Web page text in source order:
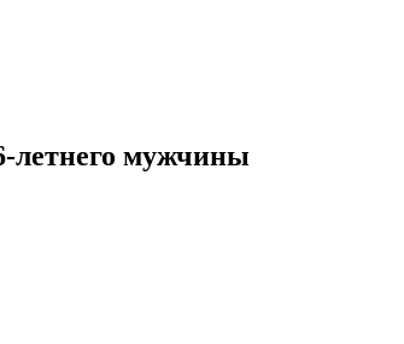
летнего мужчины